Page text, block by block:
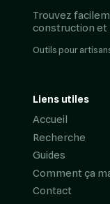
Trouvez
construction et
Outils pour
Liens utiles
Accueil
Recherche
Guides
Comment ça
Contact